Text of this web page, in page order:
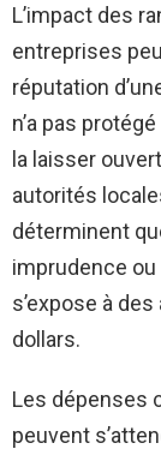
L’impact des
entreprises
réputation
n’a pas
la laisser
autorités
déterminent
imprudence ou
s’expose à
dollars.
Les dépenses
peuvent